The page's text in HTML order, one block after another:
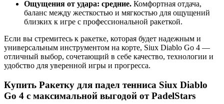
Ощущения от удара: средние. Комфортная отдача,
баланс между жесткостью и мягкостью для ощущений
близких к игре с профессиональной ракеткой.
Если вы стремитесь к ракетке, которая будет надежным и
универсальным инструментом на корте, Siux Diablo Go 4 —
отличный выбор, сочетающий в себе качество, технологии и
удобство для уверенной игры и прогресса.
Купить Ракетку для падел тенниса Siux Diablo
Go 4 с максимальной выгодой от PadelStars